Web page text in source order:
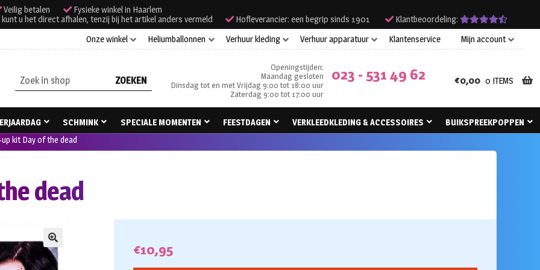
Veilig betalen
Fysieke winkel in Haarlem
u het direct afhalen, tenzij bij het artikel anders vermeld
Hofleverancier: een begrip sinds 1901
Klantbeoordeling:
Onze winkel
Heliumballonnen Verhuur kleding Verhuur apparatuur Klantenservice Mijn account
Zoeken
naar:
Openingstijden:
Maandag gesloten
Dinsdag tot en met Vrijdag 9:00 tot 18:00 uur
Zaterdag 9:00 tot 17:00 uur
023 - 531 49 62 €0,00 0 ITEMS
SCHMINK SPECIALE MOMENTEN FEESTDAGEN VERKLEEDKLEDING & ACCESSOIRES
BUIKSPREEKPOPPEN
up kit Day of the dead
dead
🔍 €10,95